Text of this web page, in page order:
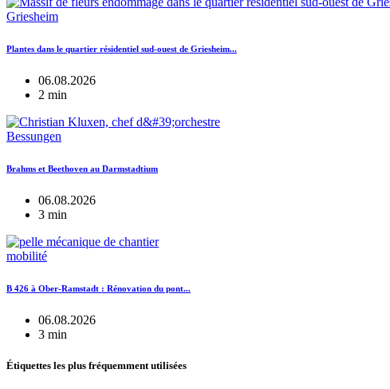
Griesheim
Plantes dans le quartier résidentiel sud-ouest de Griesheim...
06.08.2026
2 min
Bessungen
Brahms et Beethoven au Darmstadtium
06.08.2026
3 min
mobilité
B 426 à Ober-Ramstadt : Rénovation du pont...
06.08.2026
3 min
Étiquettes les plus fréquemment utilisées